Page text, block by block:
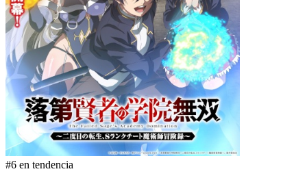
#6 en tendencia